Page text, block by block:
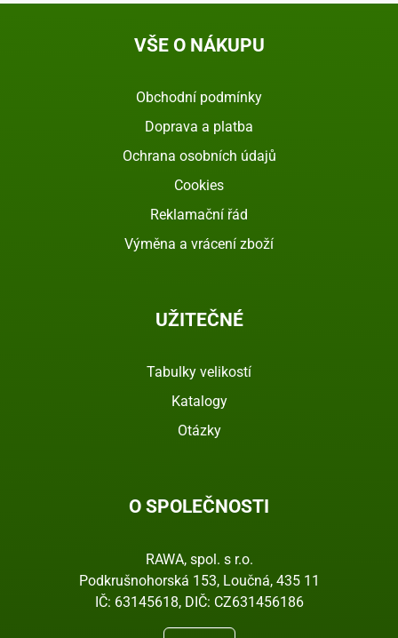
VŠE O NÁKUPU
Obchodní podmínky
Doprava a platba
Ochrana osobních údajů
Cookies
Reklamační řád
Výměna a vrácení zboží
UŽITEČNÉ
Tabulky velikostí
Katalogy
Otázky
O SPOLEČNOSTI
RAWA, spol. s r.o.
Podkrušnohorská 153, Loučná, 435 11
IČ: 63145618, DIČ: CZ631456186